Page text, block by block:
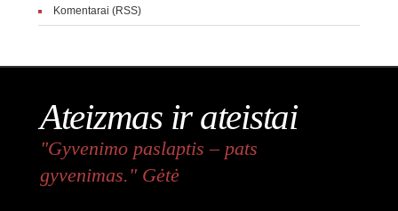
Komentarai (RSS)
Ateizmas ir ateistai
"Gyvenimo paslaptis – pats
gyvenimas." Gėtė